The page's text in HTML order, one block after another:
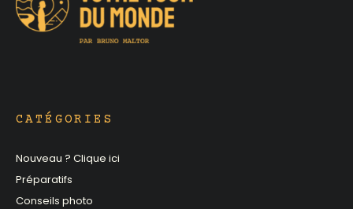
CATÉGORIES
Nouveau ? Clique ici
Préparatifs
Conseils photo